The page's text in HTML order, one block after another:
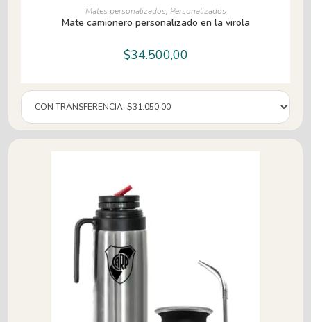
AÑADIR AL CARRITO
Mates personalizados, Personalizados
Mate camionero personalizado en la virola
$34.500,00